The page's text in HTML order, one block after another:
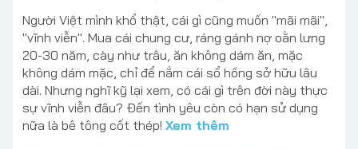
Người Việt mình khổ thật, cái gì cũng muốn "mãi mãi",
"vĩnh viễn". Mua cái chung cư, ráng gánh nợ oằn lưng
20-30 năm, cày như trâu, ăn không dám ăn, mặc
không dám mặc, chỉ để nắm cái sổ hồng sở hữu lâu
dài. Nhưng nghĩ kỹ lại xem, có cái gì trên đời này thực
sự vĩnh viễn đâu? Đến tình yêu còn có hạn sử dụng
nữa là bê tông cốt thép! Xem thêm